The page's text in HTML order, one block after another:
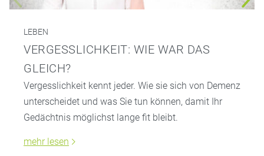
LEBEN
VERGESSLICHKEIT: WIE WAR DAS
GLEICH?
Vergesslichkeit kennt jeder. Wie sie sich von Demenz
unterscheidet und was Sie tun können, damit Ihr
Gedächtnis möglichst lange fit bleibt.
mehr lesen